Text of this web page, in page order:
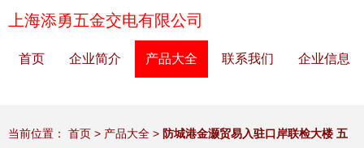
上海添勇五金交电有限公司
首页 企业简介 产品大全 联系我们 企业信息
当前位置： 首页 > 产品大全 > 防城港金灏贸易入驻口岸联检大楼 五